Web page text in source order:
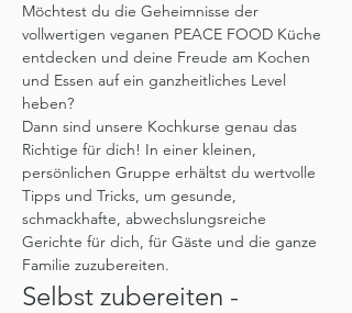
Möchtest du die Geheimnisse der
vollwertigen veganen PEACE FOOD Küche
entdecken und deine Freude am Kochen
und Essen auf ein ganzheitliches Level
heben?
Dann sind unsere Kochkurse genau das
Richtige für dich! In einer kleinen,
persönlichen Gruppe erhältst du wertvolle
Tipps und Tricks, um gesunde,
schmackhafte, abwechslungsreiche
Gerichte für dich, für Gäste und die ganze
Familie zuzubereiten.
Selbst zubereiten -